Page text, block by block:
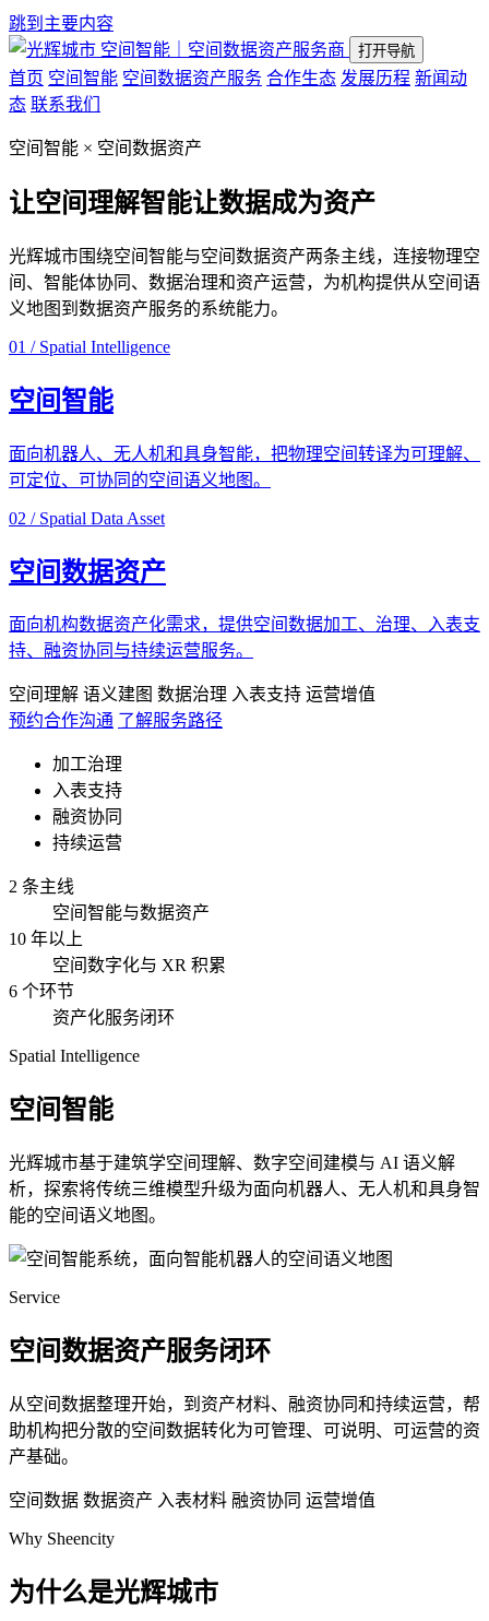
跳到主要内容
空间智能｜空间数据资产服务商
打开导航
首页 空间智能 空间数据资产服务 合作生态 发展历程 新闻动
态 联系我们
空间智能 × 空间数据资产
让空间理解智能让数据成为资产
光辉城市围绕空间智能与空间数据资产两条主线，连接物理空
间、智能体协同、数据治理和资产运营，为机构提供从空间语
义地图到数据资产服务的系统能力。
01 / Spatial Intelligence
空间智能
面向机器人、无人机和具身智能，把物理空间转译为可理解、
可定位、可协同的空间语义地图。
02 / Spatial Data Asset
空间数据资产
面向机构数据资产化需求，提供空间数据加工、治理、入表支
持、融资协同与持续运营服务。
空间理解 语义建图 数据治理 入表支持 运营增值
预约合作沟通 了解服务路径
加工治理
入表支持
融资协同
持续运营
2 条主线
空间智能与数据资产
10 年以上
空间数字化与 XR 积累
6 个环节
资产化服务闭环
Spatial Intelligence
空间智能
光辉城市基于建筑学空间理解、数字空间建模与 AI 语义解
析，探索将传统三维模型升级为面向机器人、无人机和具身智
能的空间语义地图。
Service
空间数据资产服务闭环
从空间数据整理开始，到资产材料、融资协同和持续运营，帮
助机构把分散的空间数据转化为可管理、可说明、可运营的资
产基础。
空间数据 数据资产 入表材料 融资协同 运营增值
Why Sheencity
为什么是光辉城市